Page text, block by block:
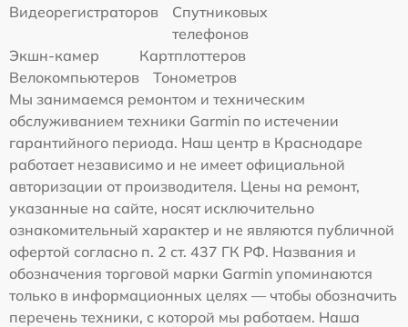
Видеорегистраторов
Спутниковых
телефонов
Экшн-камер
Картплоттеров
Велокомпьютеров
Тонометров
Мы занимаемся ремонтом и техническим
обслуживанием техники Garmin по истечении
гарантийного периода. Наш центр в Краснодаре
работает независимо и не имеет официальной
авторизации от производителя. Цены на ремонт,
указанные на сайте, носят исключительно
ознакомительный характер и не являются публичной
офертой согласно п. 2 ст. 437 ГК РФ. Названия и
обозначения торговой марки Garmin упоминаются
только в информационных целях — чтобы обозначить
перечень техники, с которой мы работаем. Наша